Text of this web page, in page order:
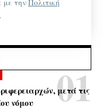
με τηνΠολιτική
μετά τις
νόμου